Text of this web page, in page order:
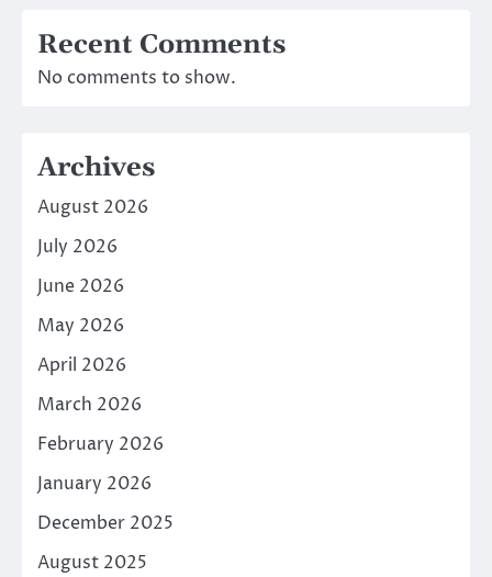
Recent Comments
No comments to show.
Archives
August 2026
July 2026
June 2026
May 2026
April 2026
March 2026
February 2026
January 2026
December 2025
August 2025